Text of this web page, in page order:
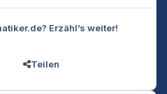
Erzähl’s weiter!
Teilen